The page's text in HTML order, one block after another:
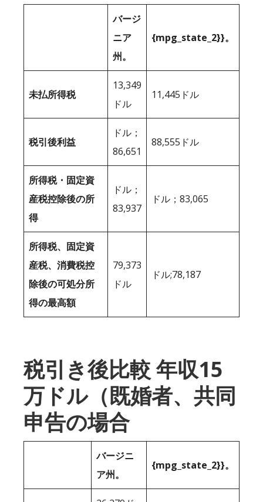
バージ
ニア
州。
{mpg_state_2}}。
未払所得税
13,349
ドル
11,445ドル
税引後利益
ドル；
86,651
88,555ドル
所得税・固定資
産税控除後の所
得
ドル；
83,937
ドル；83,065
所得税、固定資
産税、消費税控
除後の可処分所
得の最高額
79,373
ドル
ドル;78,187
税引き後比較 年収15
万ドル（既婚者、共同
申告の場合
バージニ
ア州。
{mpg_state_2}}。